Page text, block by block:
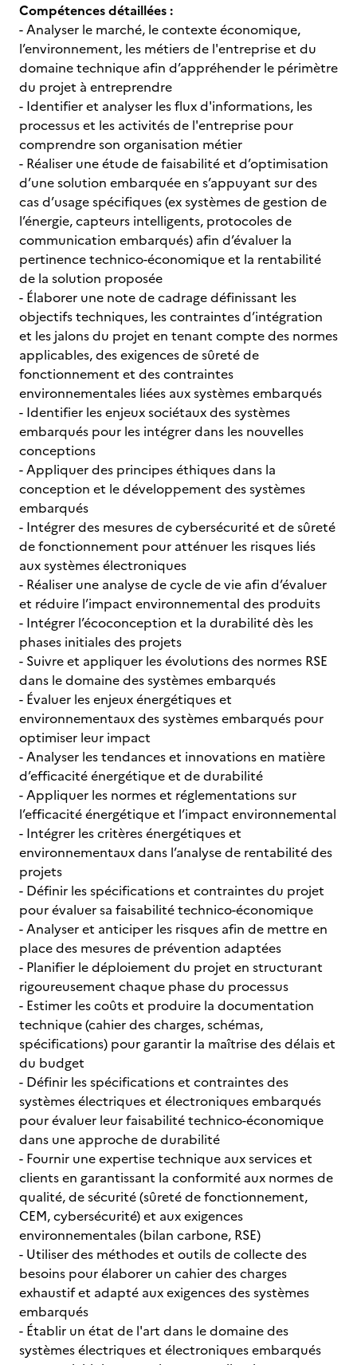
Compétences détaillées :
- Analyser le marché, le contexte économique,
l’environnement, les métiers de l'entreprise et du
domaine technique afin d’appréhender le périmètre
du projet à entreprendre
- Identifier et analyser les flux d'informations, les
processus et les activités de l'entreprise pour
comprendre son organisation métier
- Réaliser une étude de faisabilité et d’optimisation
d’une solution embarquée en s’appuyant sur des
cas d’usage spécifiques (ex systèmes de gestion de
l’énergie, capteurs intelligents, protocoles de
communication embarqués) afin d’évaluer la
pertinence technico-économique et la rentabilité
de la solution proposée
- Élaborer une note de cadrage définissant les
objectifs techniques, les contraintes d’intégration
et les jalons du projet en tenant compte des normes
applicables, des exigences de sûreté de
fonctionnement et des contraintes
environnementales liées aux systèmes embarqués
- Identifier les enjeux sociétaux des systèmes
embarqués pour les intégrer dans les nouvelles
conceptions
- Appliquer des principes éthiques dans la
conception et le développement des systèmes
embarqués
- Intégrer des mesures de cybersécurité et de sûreté
de fonctionnement pour atténuer les risques liés
aux systèmes électroniques
- Réaliser une analyse de cycle de vie afin d’évaluer
et réduire l’impact environnemental des produits
- Intégrer l’écoconception et la durabilité dès les
phases initiales des projets
- Suivre et appliquer les évolutions des normes RSE
dans le domaine des systèmes embarqués
- Évaluer les enjeux énergétiques et
environnementaux des systèmes embarqués pour
optimiser leur impact
- Analyser les tendances et innovations en matière
d’efficacité énergétique et de durabilité
- Appliquer les normes et réglementations sur
l’efficacité énergétique et l’impact environnemental
- Intégrer les critères énergétiques et
environnementaux dans l’analyse de rentabilité des
projets
- Définir les spécifications et contraintes du projet
pour évaluer sa faisabilité technico-économique
- Analyser et anticiper les risques afin de mettre en
place des mesures de prévention adaptées
- Planifier le déploiement du projet en structurant
rigoureusement chaque phase du processus
- Estimer les coûts et produire la documentation
technique (cahier des charges, schémas,
spécifications) pour garantir la maîtrise des délais et
du budget
- Définir les spécifications et contraintes des
systèmes électriques et électroniques embarqués
pour évaluer leur faisabilité technico-économique
dans une approche de durabilité
- Fournir une expertise technique aux services et
clients en garantissant la conformité aux normes de
qualité, de sécurité (sûreté de fonctionnement,
CEM, cybersécurité) et aux exigences
environnementales (bilan carbone, RSE)
- Utiliser des méthodes et outils de collecte des
besoins pour élaborer un cahier des charges
exhaustif et adapté aux exigences des systèmes
embarqués
- Établir un état de l'art dans le domaine des
systèmes électriques et électroniques embarqués